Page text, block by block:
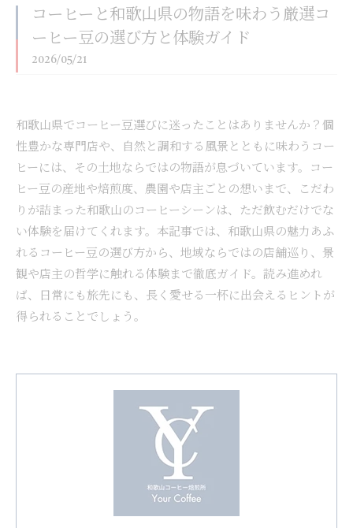
コーヒーと和歌山県の物語を味わう厳選コ
ーヒー豆の選び方と体験ガイド
2026/05/21
和歌山県でコーヒー豆選びに迷ったことはありませんか？個
性豊かな専門店や、自然と調和する風景とともに味わうコー
ヒーには、その土地ならではの物語が息づいています。コー
ヒー豆の産地や焙煎度、農園や店主ごとの想いまで、こだわ
りが詰まった和歌山のコーヒーシーンは、ただ飲むだけでな
い体験を届けてくれます。本記事では、和歌山県の魅力あふ
れるコーヒー豆の選び方から、地域ならではの店舗巡り、景
観や店主の哲学に触れる体験まで徹底ガイド。読み進めれ
ば、日常にも旅先にも、長く愛せる一杯に出会えるヒントが
得られることでしょう。